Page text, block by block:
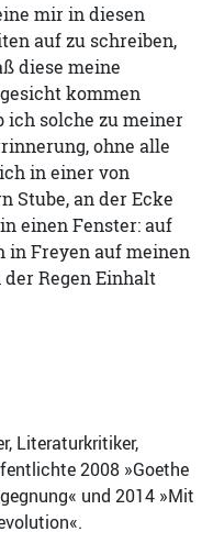
mir in diesen
auf zu schreiben,
diese meine
kommen
ich solche zu meiner
ohne alle
in einer von
Stube, an der Ecke
einen Fenster: auf
in Freyen auf meinen
Regen Einhalt
Literaturkritiker,
2008 »Goethe
und 2014 »Mit